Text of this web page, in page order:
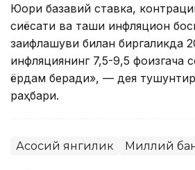
Юқори базавий ставка,
сиёсати ва ташқи инфляцион
заифлашуви билан биргаликда
инфляциянинг 7,5-9,5 фоизгача
ёрдам беради», — дея
раҳбари.
Асосий янгилик Миллий